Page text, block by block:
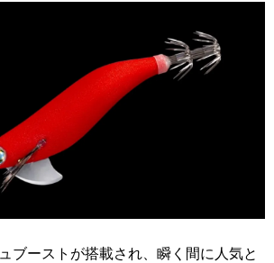
ブーストが搭載され、瞬く間に人気と